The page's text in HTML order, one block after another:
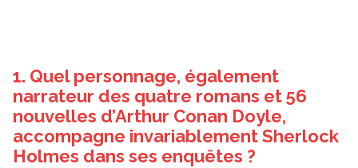
1. Quel personnage, également
narrateur des quatre romans et 56
nouvelles d’Arthur Conan Doyle,
accompagne invariablement Sherlock
Holmes dans ses enquêtes ?